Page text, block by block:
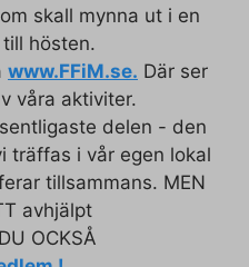
skall mynna ut i en
hösten.
www.FFiM.se. Där ser
våra aktiviter.
delen - den
träffas i vår egen lokal
tillsammans. MEN
avhjälpt
OCKSÅ